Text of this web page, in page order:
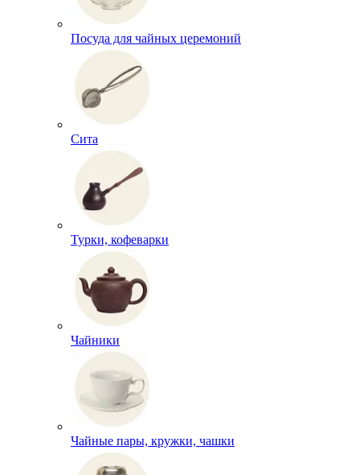
Посуда для чайных церемоний
Сита
Турки, кофеварки
Чайники
Чайные пары, кружки, чашки